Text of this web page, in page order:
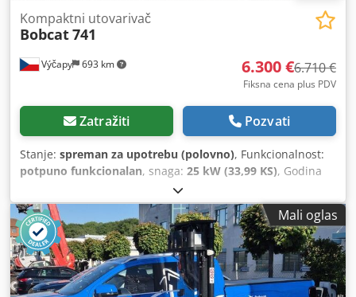
Výčapy 693 km
Kompaktni utovarivač
Bobcat741
6.300 €6.710 €
Fiksna cena plus PDV
Zatražiti Pozvati
Stanje: spreman za upotrebu (polovno), Funkcionalnost:
potpuno funkcionalan, snaga: 25 kW (33,99 KS), Godina
, radni sati:5.700 h
motorom od 29,5 KS 5700 radnih sati, godina proizvodnje
oko 1990 Kašika Csdpfx Agsy Skqws Ejrf
Mali oglas